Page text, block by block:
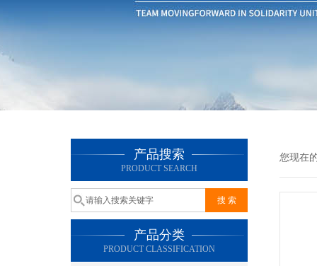
产品搜索
PRODUCT SEARCH
产品分类
PRODUCT CLASSIFICATION
您现在